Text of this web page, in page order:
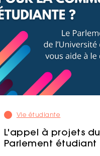
Vie étudiante
L'appel à projets du
Parlement étudiant